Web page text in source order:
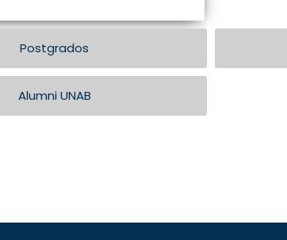
Postgrados
Alumni UNAB